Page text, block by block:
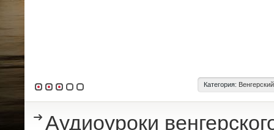
Категория:
Аудиоуроки